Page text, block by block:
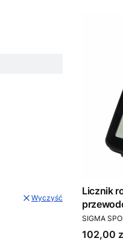
Wyczyść
Licznik
SIGMA
Cena
102,00